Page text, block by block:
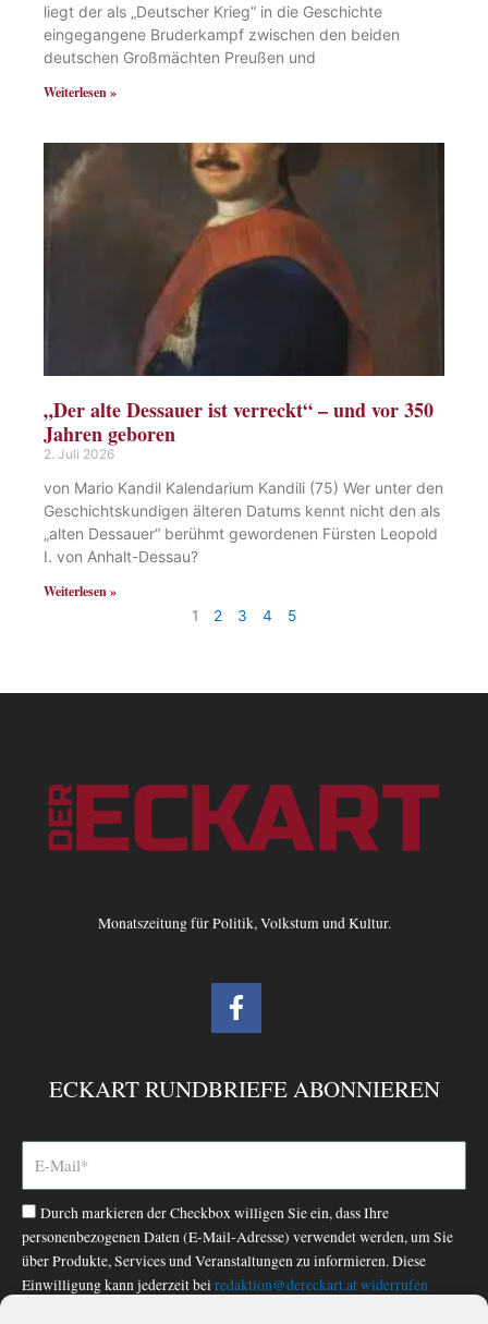
liegt der als „Deutscher Krieg“ in die Geschichte
eingegangene Bruderkampf zwischen den beiden
deutschen Großmächten Preußen und
Weiterlesen »
„Der alte Dessauer ist verreckt“ – und vor 350
Jahren geboren
2. Juli 2026
von Mario Kandil Kalendarium Kandili (75) Wer unter den
Geschichtskundigen älteren Datums kennt nicht den als
„alten Dessauer“ berühmt gewordenen Fürsten Leopold
I. von Anhalt-Dessau?
Weiterlesen »
1 2 3 4 5
Monatszeitung für Politik, Volkstum und Kultur.
F
a
b
o
-
f
ECKART RUNDBRIEFE ABONNIEREN
Durch markieren der Checkbox willigen Sie ein, dass Ihre
personenbezogenen Daten (E-Mail-Adresse) verwendet werden, um Sie
über Produkte, Services und Veranstaltungen zu informieren. Diese
Einwilligung kann jederzeit bei redaktion@dereckart.atwiderrufen